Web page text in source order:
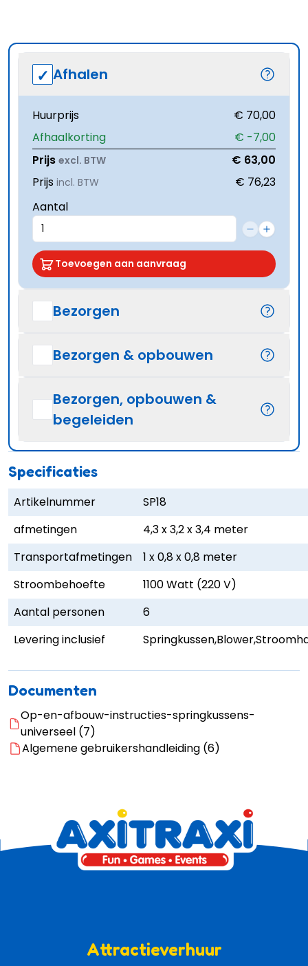
Afhalen
Huurprijs
€ 70,00
Afhaalkorting
€ -7,00
Prijs excl. BTW
€ 63,00
Prijs incl. BTW
€ 76,23
Aantal
Toevoegen aan aanvraag
Bezorgen
Bezorgen & opbouwen
Bezorgen, opbouwen &
begeleiden
Specificaties
Artikelnummer
SP18
afmetingen
4,3 x 3,2 x 3,4 meter
Transportafmetingen
1 x 0,8 x 0,8 meter
Stroombehoefte
1100 Watt (220 V)
Aantal personen
6
Levering inclusief
Documenten
Op-en-afbouw-instructies-springkussens-
universeel (7)
Algemene gebruikershandleiding (6)
Attractieverhuur